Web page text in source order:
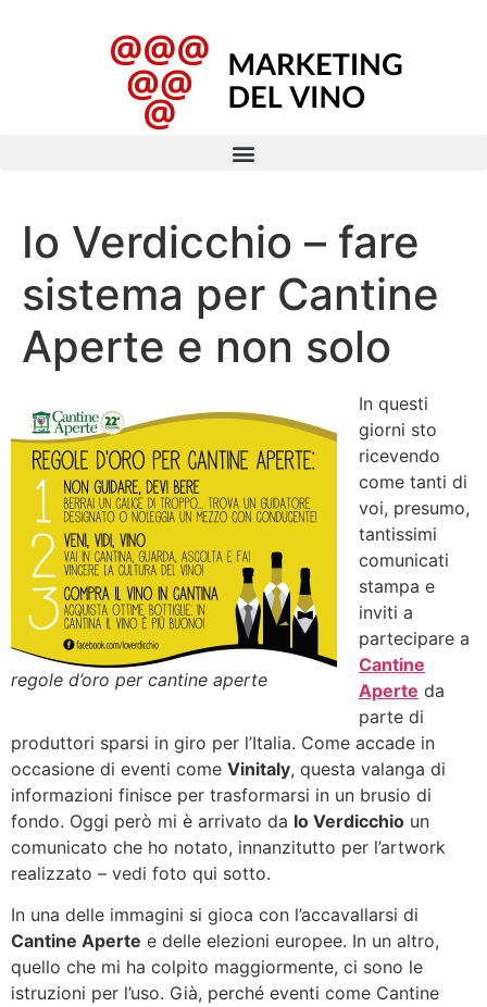
Io Verdicchio – fare
sistema per Cantine
Aperte e non solo
regole d’oro per cantine aperte
In questi
giorni sto
ricevendo
come tanti di
voi, presumo,
tantissimi
comunicati
stampa e
inviti a
partecipare a
Cantine
Aperte da
parte di
produttori sparsi in giro per l’Italia. Come accade in
occasione di eventi come Vinitaly, questa valanga di
informazioni finisce per trasformarsi in un brusio di
fondo. Oggi però mi è arrivato da Io Verdicchio un
comunicato che ho notato, innanzitutto per l’artwork
realizzato – vedi foto qui sotto.
In una delle immagini si gioca con l’accavallarsi di
Cantine Aperte e delle elezioni europee. In un altro,
quello che mi ha colpito maggiormente, ci sono le
istruzioni per l’uso. Già, perché eventi come Cantine